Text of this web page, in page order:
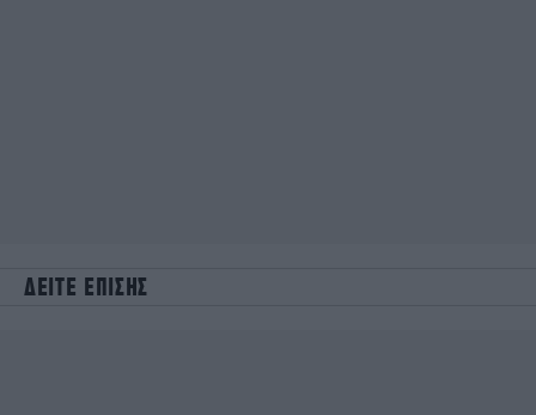
ΔΕΙΤΕ ΕΠΙΣΗΣ